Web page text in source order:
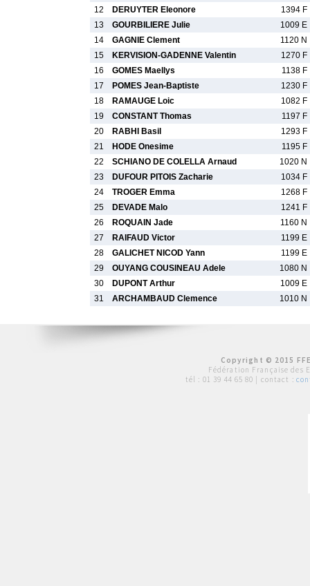
12
DERUYTER Eleonore
1394 F
13
GOURBILIERE Julie
1009 E
14
GAGNIE Clement
1120 N
15
KERVISION-GADENNE Valentin
1270 F
16
GOMES Maellys
1138 F
17
POMES Jean-Baptiste
1230 F
18
RAMAUGE Loic
1082 F
19
CONSTANT Thomas
1197 F
20
RABHI Basil
1293 F
21
HODE Onesime
1195 F
22
SCHIANO DE COLELLA Arnaud
1020 N
23
DUFOUR PITOIS Zacharie
1034 F
24
TROGER Emma
1268 F
25
DEVADE Malo
1241 F
26
ROQUAIN Jade
1160 N
27
RAIFAUD Victor
1199 E
28
GALICHET NICOD Yann
1199 E
29
OUYANG COUSINEAU Adele
1080 N
30
DUPONT Arthur
1009 E
31
ARCHAMBAUD Clemence 1010 N
Copyright © 2015
Fédération Française des
tél : 01 39 44 65 80 | contact :